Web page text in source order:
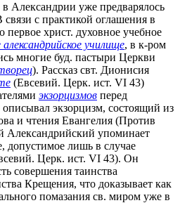
Александрии уже предварялось
связи с практикой оглашения в
первое христ. духовное учебное
училище, в к-ром
многие буд. пастыри Церкви
). Рассказ свт. Дионисия
(Евсевий. Церк. ист. VI 43)
экзорцизмов перед
экзорцизм, состоящий из
и чтения Евангелия (Против
Александрийский упоминает
допустимое лишь в случае
Церк. ист. VI 43). Он
совершения таинства
Крещения, что доказывает как
помазания св. миром уже в